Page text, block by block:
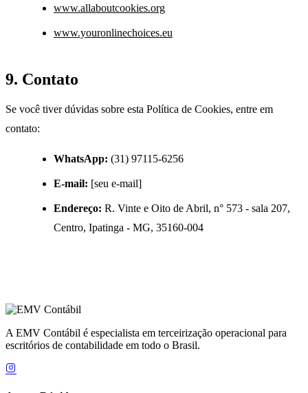
www.allaboutcookies.org
www.youronlinechoices.eu
9. Contato
Se você tiver dúvidas sobre esta Política de Cookies, entre em
contato:
WhatsApp: (31) 97115-6256
E-mail: [seu e-mail]
Endereço: R. Vinte e Oito de Abril, n° 573 - sala 207,
Centro, Ipatinga - MG, 35160-004
A EMV Contábil é especialista em terceirização operacional para
escritórios de contabilidade em todo o Brasil.